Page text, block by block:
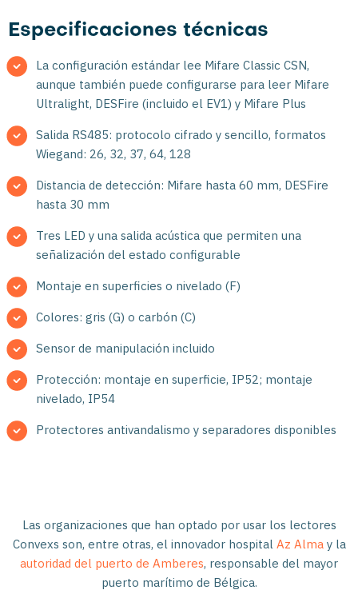
Especificaciones técnicas
La configuración estándar lee Mifare Classic CSN,
aunque también puede configurarse para leer Mifare
Ultralight, DESFire (incluido el EV1) y Mifare Plus
Salida RS485: protocolo cifrado y sencillo, formatos
Wiegand: 26, 32, 37, 64, 128
Distancia de detección: Mifare hasta 60 mm, DESFire
hasta 30 mm
Tres LED y una salida acústica que permiten una
señalización del estado configurable
Montaje en superficies o nivelado (F)
Colores: gris (G) o carbón (C)
Sensor de manipulación incluido
Protección: montaje en superficie, IP52; montaje
nivelado, IP54
Protectores antivandalismo y separadores disponibles
Las organizaciones que han optado por usar los lectores
Convexs son, entre otras, el innovador hospital Az Almay la
autoridad del puerto de Amberes, responsable del mayor
puerto marítimo de Bélgica.